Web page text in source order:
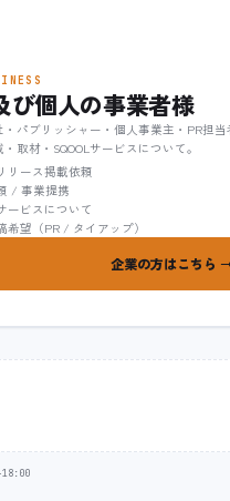
び個人の事業者様
・パブリッシャー・個人事業主・PR担
取材・SQOOLサービスについて。
リース掲載依頼
/ 事業提携
ービスについて
希望（PR / タイアップ）
企業の方はこちら
18:00